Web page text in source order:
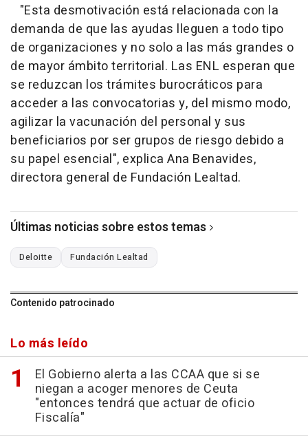
"Esta desmotivación está relacionada con la
demanda de que las ayudas lleguen a todo tipo
de organizaciones y no solo a las más grandes o
de mayor ámbito territorial. Las ENL esperan que
se reduzcan los trámites burocráticos para
acceder a las convocatorias y, del mismo modo,
agilizar la vacunación del personal y sus
beneficiarios por ser grupos de riesgo debido a
su papel esencial", explica Ana Benavides,
directora general de Fundación Lealtad.
Últimas noticias sobre estos temas
Deloitte Fundación Lealtad
Contenido patrocinado
Lo más leído
El Gobierno alerta a las CCAA que si se
niegan a acoger menores de Ceuta
"entonces tendrá que actuar de oficio
Fiscalía"